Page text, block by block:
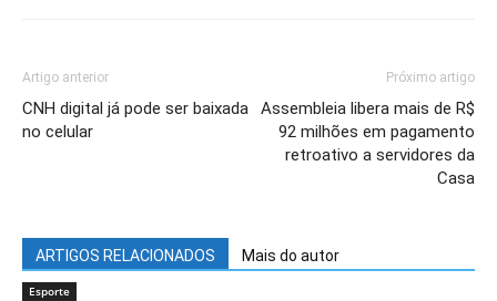
Artigo anterior
CNH digital já pode ser baixada
no celular
Próximo artigo
Assembleia libera mais de R$
92 milhões em pagamento
retroativo a servidores da
Casa
ARTIGOS RELACIONADOS Mais do autor
Esporte